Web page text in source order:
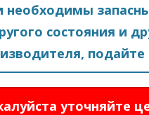
необходимы
состояния и
подайте
уточняйте